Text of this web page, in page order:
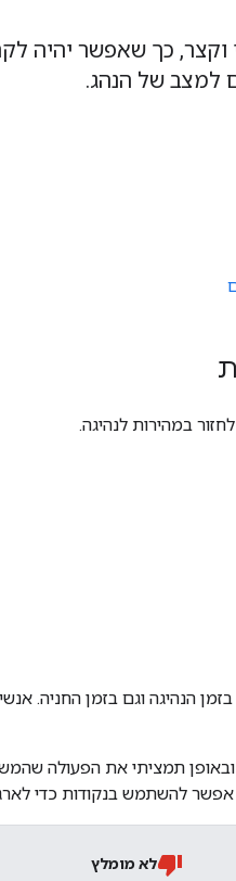
כך שאפשר יהיה
למצב של הנהג.
במהירות לנהיגה.
הנהיגה וגם בזמן החניה.
ובאופן תמציתי את הפעולה
אפשר להשתמש בנקודות כדי
לא מומלץ